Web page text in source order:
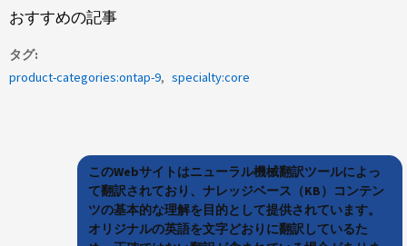
おすすめの記事
タグ
product-categories:ontap-9
specialty:core
このWebサイトはニューラル機械翻訳ツールによっ
て翻訳されており、ナレッジベース（KB）コンテン
ツの基本的な理解を目的として提供されています。
オリジナルの英語を文字どおりに翻訳しているた